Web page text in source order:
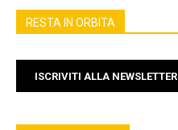
RESTA IN ORBITA
ISCRIVITI ALLA NEWSLETTER